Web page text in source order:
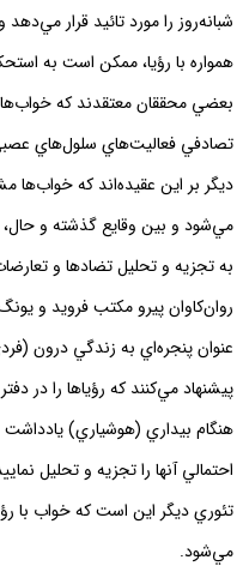
شبانه‌روز را مورد تائيد قرار
همواره با رؤيا، ممكن است به
بعضي محققان معتقدند كه
تصادفي فعاليت‌هاي سلول‌هاي
ديگر بر اين عقيده‌اند كه خواب‌ها
مي‌شود و بين وقايع گذشته و حال،
به تجزيه و تحليل تضادها و
روان‌كاوان پيرو مكتب فرويد و
عنوان پنجره‌اي به زندگي درون
پيشنهاد مي‌كنند كه رؤياها را در
هنگام بيداري (هوشياري) يادداشت
احتمالي آنها را تجزيه و تحليل
تئوري ديگر اين است كه خواب با
مي‌شود.